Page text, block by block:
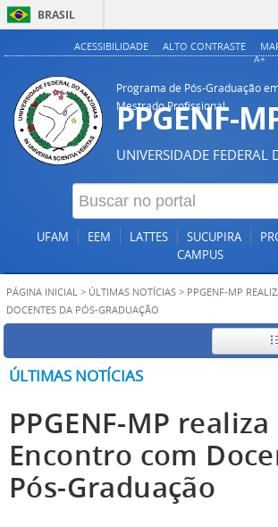
BRASIL
Acesso
ACESSIBILIDADE ALTO CONTRASTE
A+
Programa de Pós-Graduação
Mestrado Profissional
PPGENF-
UNIVERSIDADE
UFAM EEM LATTES SUCUPIRA
CAMPUS
PÁGINA INICIAL > ÚLTIMAS NOTÍCIAS > PPGENF-MP
DOCENTES DA PÓS-GRADUAÇÃO
ÚLTIMAS NOTÍCIAS
PPGENF-MP realiza
Encontro com
Pós-Graduação